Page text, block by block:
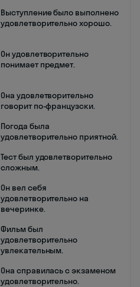
Выступление было выполнено
удовлетворительно хорошо.
Он удовлетворительно
понимает предмет.
Она удовлетворительно
говорит по-французски.
Погода была
удовлетворительно приятной.
Тест был удовлетворительно
сложным.
Он вел себя
удовлетворительно на
вечеринке.
Фильм был
удовлетворительно
увлекательным.
Она справилась с экзаменом
удовлетворительно.